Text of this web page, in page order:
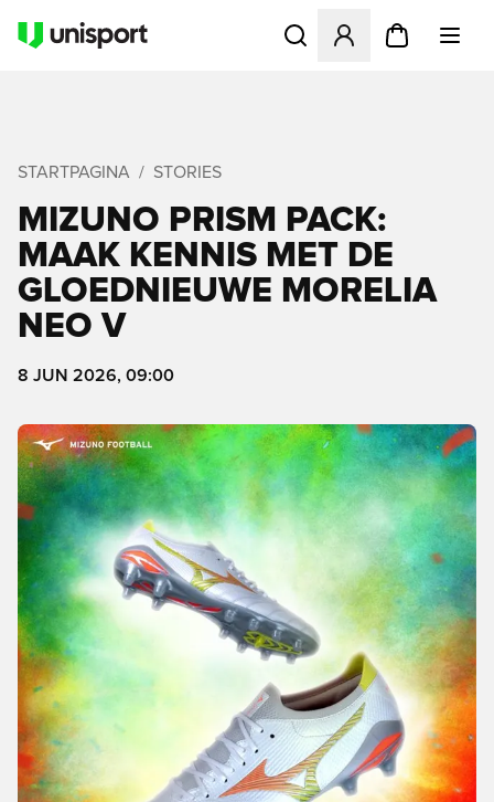
Opent een venster om in
STARTPAGINA STORIES
MIZUNO PRISM PACK:
MAAK KENNIS MET DE
GLOEDNIEUWE MORELIA
NEO V
8 JUN 2026, 09:00